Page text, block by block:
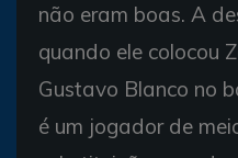
não eram boas. A
quando ele colocou
Gustavo Blanco no
é um jogador de